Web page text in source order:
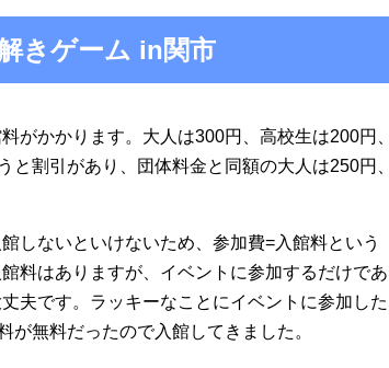
きゲーム in関市
がかかります。大人は300円、高校生は200円、
割引があり、団体料金と同額の大人は250円、
しないといけないため、参加費=入館料という
料はありますが、イベントに参加するだけであ
夫です。ラッキーなことにイベントに参加した
無料だったので入館してきました。